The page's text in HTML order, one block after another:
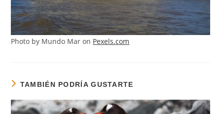
Photo by Mundo Mar on Pexels.com
TAMBIÉN PODRÍA GUSTARTE